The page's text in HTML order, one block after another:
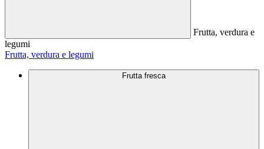
Frutta, verdura e
legumi
Frutta, verdura e legumi
Frutta fresca